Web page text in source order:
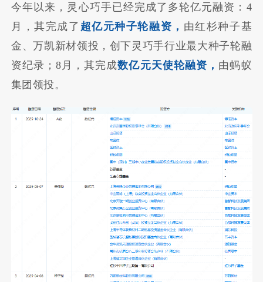
今年以来，灵心巧手已经完成了多轮亿元融资：4
月，其完成了 超亿元种子轮融资， 由红杉种子基
金、万凯新材领投，创下灵巧手行业最大种子轮融
资纪录；8月，其完成数亿元天使轮融资， 由蚂蚁
集团领投。